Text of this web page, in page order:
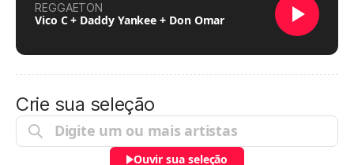
REGGAETON
Vico C + Daddy Yankee + Don Omar
Crie sua seleção
Ouvir sua seleção